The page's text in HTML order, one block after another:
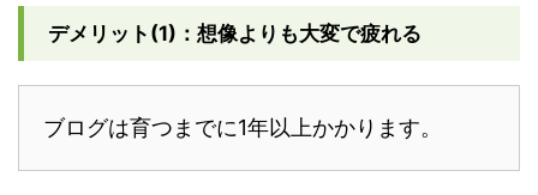
デメリット(1)：想像よりも大変で疲れる
ブログは育つまでに1年以上かかります。